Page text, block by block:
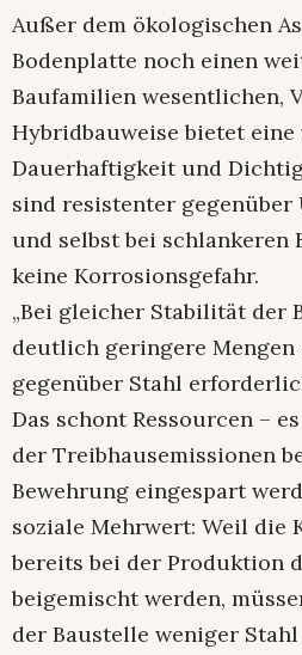
Außer dem ökologischen
Bodenplatte noch einen
Baufamilien wesentlichen,
Hybridbauweise bietet eine
Dauerhaftigkeit und
sind resistenter gegenüber
und selbst bei schlankeren
keine Korrosionsgefahr.
„Bei gleicher Stabilität der
deutlich geringere
gegenüber Stahl
Das schont Ressourcen –
der Treibhausemissionen
Bewehrung eingespart
soziale Mehrwert: Weil die
bereits bei der Produktion
beigemischt werden,
der Baustelle weniger